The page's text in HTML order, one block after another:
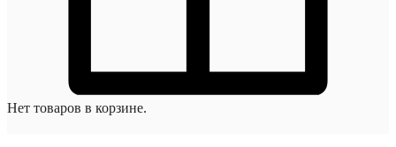
Нет товаров в корзине.